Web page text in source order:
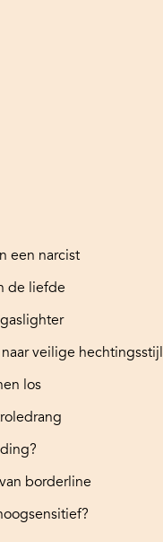
een narcist
de liefde
veilige hechtingsstijl
los
borderline